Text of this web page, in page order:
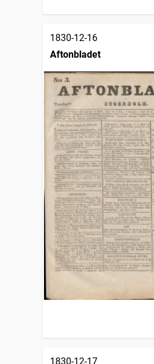
1830-12-16
Aftonbladet
1830-12-17